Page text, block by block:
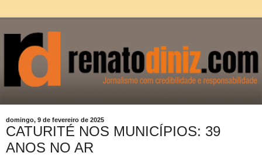
domingo, 9 de fevereiro de 2025
CATURITÉ NOS MUNICÍPIOS: 39
ANOS NO AR